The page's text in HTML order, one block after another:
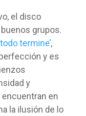
el disco
grupos.
termine’,
y es
y
en
la ilusión de lo